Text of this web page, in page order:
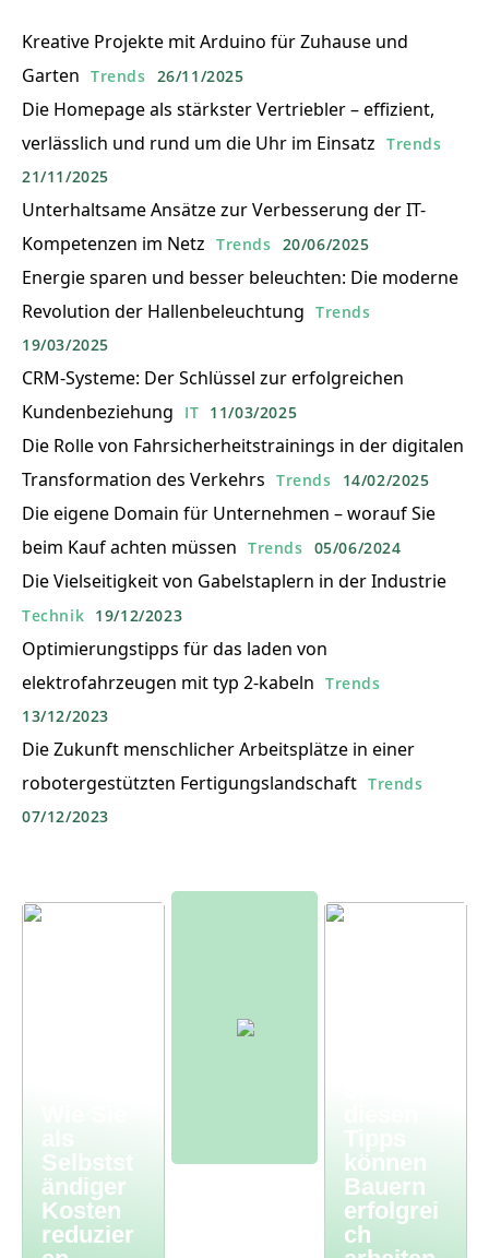
Kreative Projekte mit Arduino für Zuhause und
Garten Trends 26/11/2025
Die Homepage als stärkster Vertriebler – effizient,
verlässlich und rund um die Uhr im Einsatz Trends
21/11/2025
Unterhaltsame Ansätze zur Verbesserung der IT-
Kompetenzen im Netz Trends 20/06/2025
Energie sparen und besser beleuchten: Die moderne
Revolution der Hallenbeleuchtung Trends
19/03/2025
CRM-Systeme: Der Schlüssel zur erfolgreichen
Kundenbeziehung
IT 11/03/2025
Die Rolle von Fahrsicherheitstrainings in der digitalen
Transformation des Verkehrs Trends 14/02/2025
Die eigene Domain für Unternehmen – worauf Sie
beim Kauf achten müssen Trends 05/06/2024
Die Vielseitigkeit von Gabelstaplern in der Industrie
Technik 19/12/2023
Optimierungstipps für das laden von
elektrofahrzeugen mit typ 2-kabeln Trends
13/12/2023
Die Zukunft menschlicher Arbeitsplätze in einer
robotergestützten Fertigungslandschaft Trends
07/12/2023
Selbstst
ändiger
Kosten
reduzier
können
Bauern
erfolgrei
ch